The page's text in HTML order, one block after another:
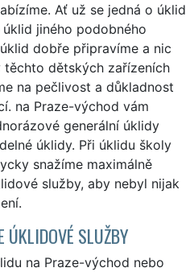
Ať už se jedná o úklid
jiného podobného
dobře připravíme a nic
dětských zařízeních
na pečlivost a důkladnost
na Praze-východ vám
generální úklidy
úklidy. Při úklidu školy
snažíme maximálně
služby, aby nebyl nijak
ÚKLIDOVÉ SLUŽBY
na Praze-východ nebo